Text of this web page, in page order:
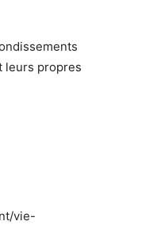
leurs propres
vie-